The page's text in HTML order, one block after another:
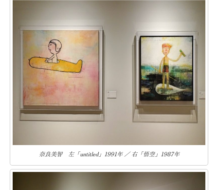
奈良美智 左「untitled」1991年 ／ 右「悟空」1987年